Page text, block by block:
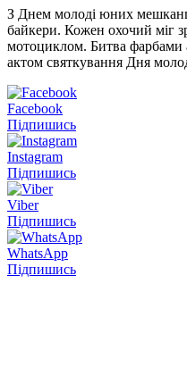
З Днем молоді юних
байкери. Кожен охочий міг
мотоциклом. Битва фарбами
актом святкування Дня
Facebook
Підпишись
Instagram
Підпишись
Viber
Підпишись
WhatsApp
Підпишись